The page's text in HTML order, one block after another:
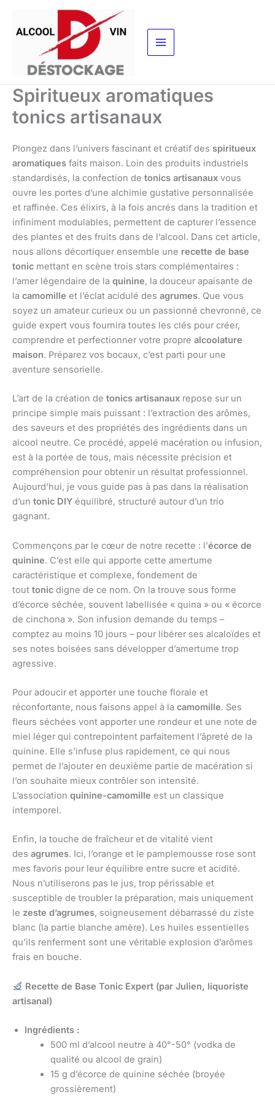
contenu
Spiritueux aromatiques
tonics artisanaux
Plongez dans l’univers fascinant et créatif des spiritueux
aromatiques faits maison. Loin des produits industriels
standardisés, la confection de tonics artisanaux vous
ouvre les portes d’une alchimie gustative personnalisée
et raffinée. Ces élixirs, à la fois ancrés dans la tradition et
infiniment modulables, permettent de capturer l’essence
des plantes et des fruits dans de l’alcool. Dans cet article,
nous allons décortiquer ensemble une recette de base
tonic mettant en scène trois stars complémentaires :
l’amer légendaire de la quinine, la douceur apaisante de
la camomille et l’éclat acidulé des agrumes. Que vous
soyez un amateur curieux ou un passionné chevronné, ce
guide expert vous fournira toutes les clés pour créer,
comprendre et perfectionner votre propre alcoolature
maison. Préparez vos bocaux, c’est parti pour une
aventure sensorielle.
L’art de la création de tonics artisanaux repose sur un
principe simple mais puissant : l’extraction des arômes,
des saveurs et des propriétés des ingrédients dans un
alcool neutre. Ce procédé, appelé macération ou infusion,
est à la portée de tous, mais nécessite précision et
compréhension pour obtenir un résultat professionnel.
Aujourd’hui, je vous guide pas à pas dans la réalisation
d’un tonic DIY équilibré, structuré autour d’un trio
gagnant.
Commençons par le cœur de notre recette : l’écorce de
quinine. C’est elle qui apporte cette amertume
caractéristique et complexe, fondement de
tout tonic digne de ce nom. On la trouve sous forme
d’écorce séchée, souvent labellisée « quina » ou « écorce
de cinchona ». Son infusion demande du temps –
comptez au moins 10 jours – pour libérer ses alcaloïdes et
ses notes boisées sans développer d’amertume trop
agressive.
Pour adoucir et apporter une touche florale et
réconfortante, nous faisons appel à la camomille. Ses
fleurs séchées vont apporter une rondeur et une note de
miel léger qui contrepointent parfaitement l’âpreté de la
quinine. Elle s’infuse plus rapidement, ce qui nous
permet de l’ajouter en deuxième partie de macération si
l’on souhaite mieux contrôler son intensité.
L’association quinine-camomille est un classique
intemporel.
Enfin, la touche de fraîcheur et de vitalité vient
des agrumes. Ici, l’orange et le pamplemousse rose sont
mes favoris pour leur équilibre entre sucre et acidité.
Nous n’utiliserons pas le jus, trop périssable et
susceptible de troubler la préparation, mais uniquement
le zeste d’agrumes, soigneusement débarrassé du ziste
blanc (la partie blanche amère). Les huiles essentielles
qu’ils renferment sont une véritable explosion d’arômes
frais en bouche.
Recette de Base Tonic Expert (par Julien, liquoriste
artisanal)
Ingrédients :
500 ml d’alcool neutre à 40°-50° (vodka de
qualité ou alcool de grain)
15 g d’écorce de quinine séchée (broyée
grossièrement)